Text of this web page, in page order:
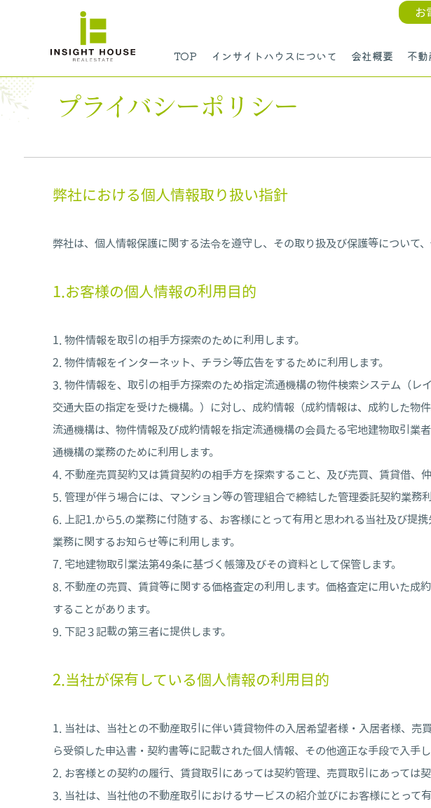
TOP インサイトハウスについて 会社概要 不動
お
プライバシーポリシー
弊社における個人情報取り扱い指針
弊社は、個人情報保護に関する法令を遵守し、その取り扱及び保護等について
1.お客様の個人情報の利用目的
物件情報を取引の相手方探索のために利用します。
物件情報をインターネット、チラシ等広告をするために利用します。
物件情報を、取引の相手方探索のため指定流通機構の物件検索システム（
交通大臣の指定を受けた機構。）に対し、成約情報（成約情報は、成約した物
流通機構は、物件情報及び成約情報を指定流通機構の会員たる宅地建物取引
通機構の業務のために利用します。
不動産売買契約又は賃貸契約の相手方を探索すること、及び売買、賃貸借、
管理が伴う場合には、マンション等の管理組合で締結した管理委託契約業務
上記1.から5.の業務に付随する、お客様にとって有用と思われる当社及び提
業務に関するお知らせ等に利用します。
宅地建物取引業法第49条に基づく帳簿及びその資料として保管します。
不動産の売買、賃貸等に関する価格査定の利用します。価格査定に用いた
することがあります。
下記３記載の第三者に提供します。
2.当社が保有している個人情報の利用目的
当社は、当社との不動産取引に伴い賃貸物件の入居希望者様・入居者様、
ら受領した申込書・契約書等に記載された個人情報、その他適正な手段で入手
お客様との契約の履行、賃貸取引にあっては契約管理、売買取引にあっては
当社は、当社他の不動産取引におけるサービスの紹介並びにお客様にとっ